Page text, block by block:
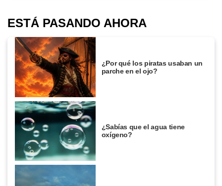
ESTÁ PASANDO AHORA
¿Por qué los piratas usaban un
parche en el ojo?
¿Sabías que el agua tiene
oxígeno?